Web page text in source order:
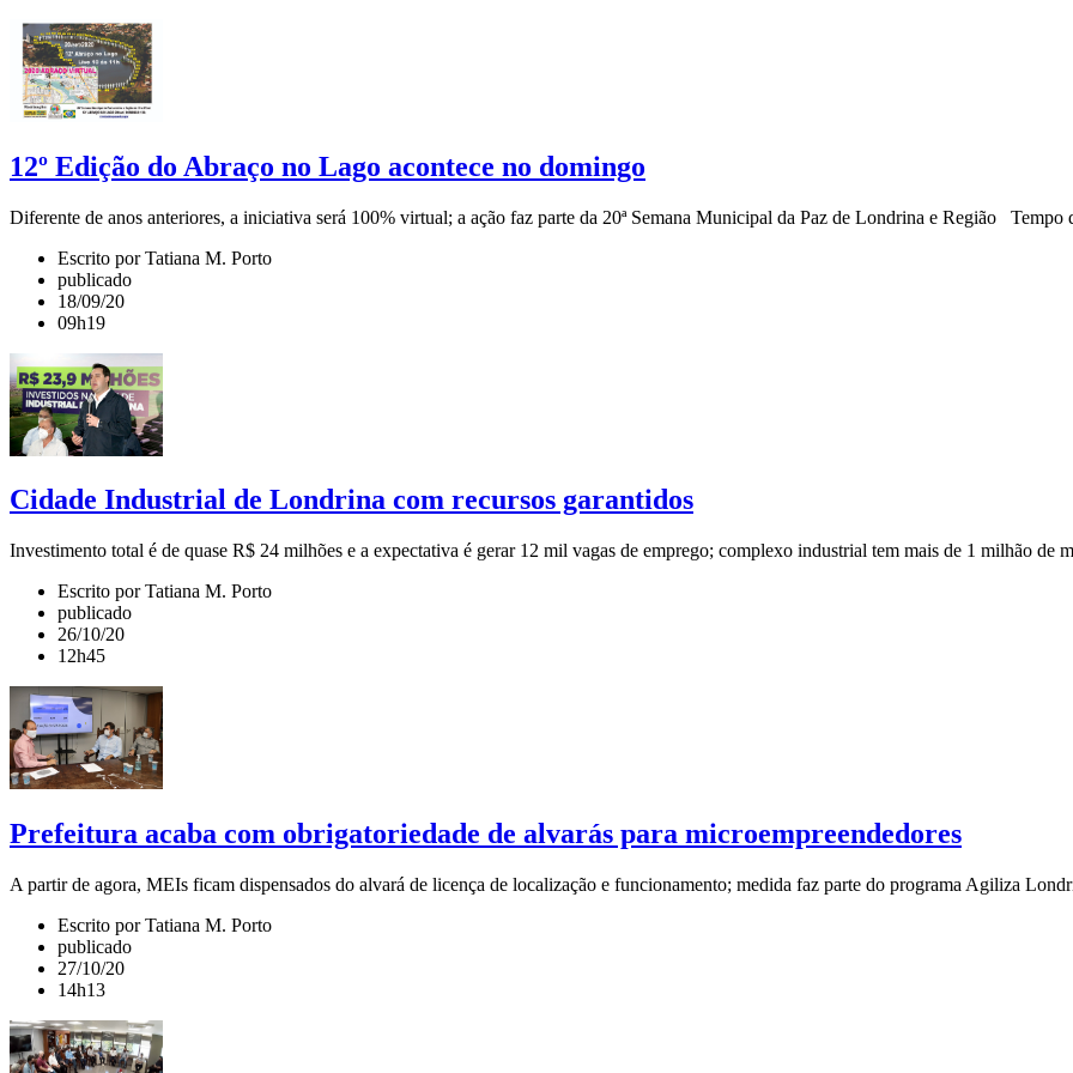
12º Edição do Abraço no Lago acontece no domingo
Diferente de anos anteriores, a iniciativa será 100% virtual; a ação faz parte da 20ª Semana Municipal da Paz de Londrina e Região Tempo
Escrito por Tatiana M. Porto
publicado
18/09/20
09h19
Cidade Industrial de Londrina com recursos garantidos
Investimento total é de quase R$ 24 milhões e a expectativa é gerar 12 mil vagas de emprego; complexo industrial tem mais de 1 milhão de
Escrito por Tatiana M. Porto
publicado
26/10/20
12h45
Prefeitura acaba com obrigatoriedade de alvarás para microempreendedores
A partir de agora, MEIs ficam dispensados do alvará de licença de localização e funcionamento; medida faz parte do programa Agiliza
Escrito por Tatiana M. Porto
publicado
27/10/20
14h13